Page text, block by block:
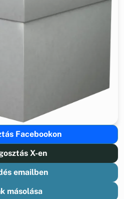
Facebookon
X-en
emailben
másolása